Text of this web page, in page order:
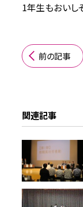
1年生もおいし
前の記事
関連記事